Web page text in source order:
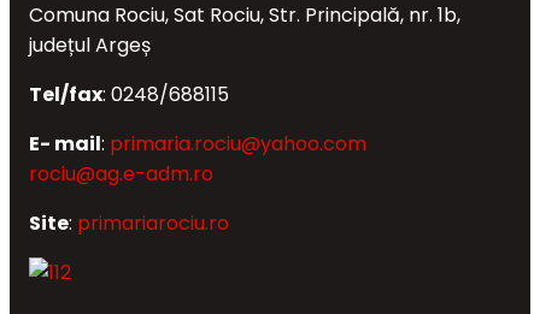
Comuna Rociu, Sat Rociu, Str. Principală, nr. 1b,
județul Argeș
Tel/fax: 0248/688115
E- mail: primaria.rociu@yahoo.com
rociu@ag.e-adm.ro
Site: primariarociu.ro